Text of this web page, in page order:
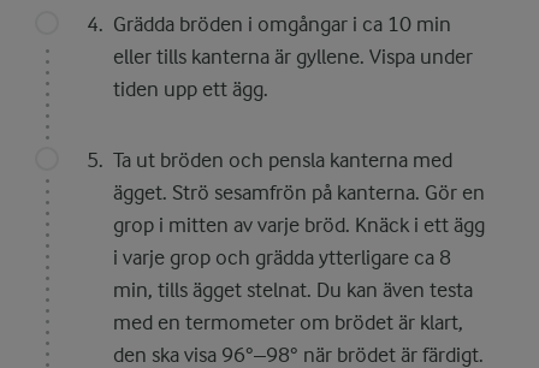
Grädda bröden i omgångar i ca 10 min
eller tills kanterna är gyllene. Vispa under
tiden upp ett ägg.
Ta ut bröden och pensla kanterna med
ägget. Strö sesamfrön på kanterna. Gör en
grop i mitten av varje bröd. Knäck i ett ägg
i varje grop och grädda ytterligare ca 8
min, tills ägget stelnat. Du kan även testa
med en termometer om brödet är klart,
den ska visa 96°–98° när brödet är färdigt.